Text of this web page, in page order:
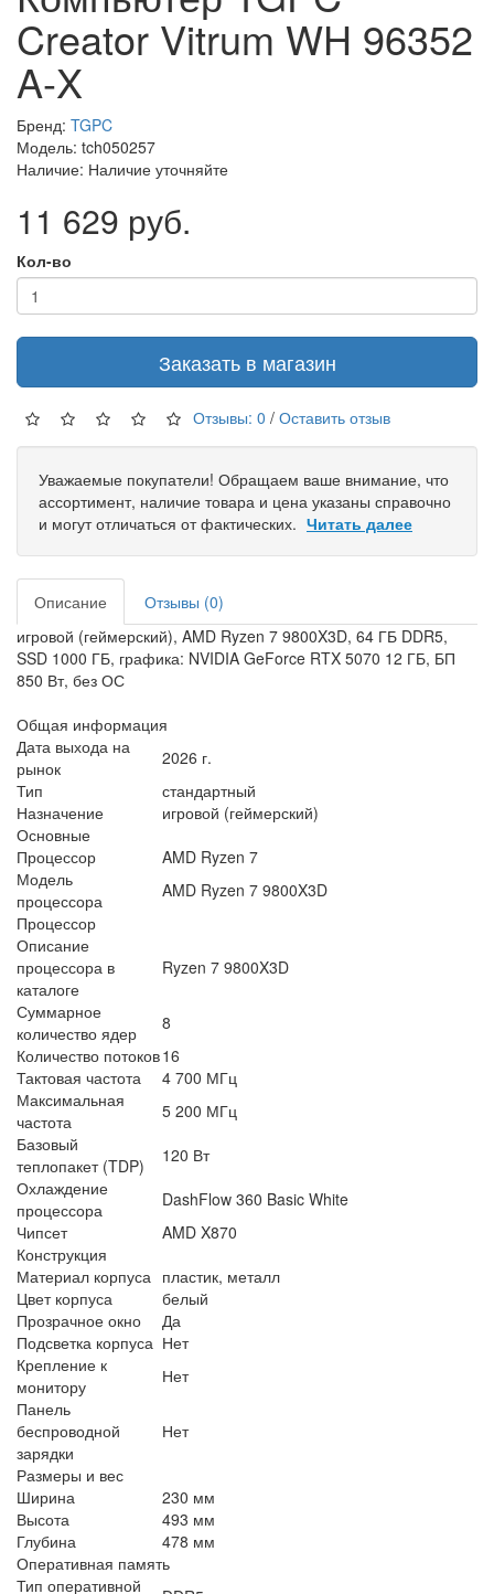
Creator Vitrum WH 96352
A-X
Бренд: TGPC
Модель: tch050257
Наличие: Наличие уточняйте
11 629 руб.
Кол-во
Заказать в магазин
Отзывы: 0 / Оставить отзыв
Уважаемые покупатели! Обращаем ваше внимание, что
ассортимент, наличие товара и цена указаны справочно
и могут отличаться от фактических. Читать далее
Описание
Отзывы (0)
игровой (геймерский), AMD Ryzen 7 9800X3D, 64 ГБ DDR5,
SSD 1000 ГБ, графика: NVIDIA GeForce RTX 5070 12 ГБ, БП
850 Вт, без ОС
Общая информация
Дата выхода на
рынок
2026 г.
Тип
стандартный
Назначение
игровой (геймерский)
Основные
Процессор
AMD Ryzen 7
Модель
процессора
AMD Ryzen 7 9800X3D
Процессор
Описание
процессора в
каталоге
Ryzen 7 9800X3D
Суммарное
количество ядер
8
Количество потоков16
Тактовая частота
4 700 МГц
Максимальная
частота
5 200 МГц
Базовый
теплопакет (TDP)
120 Вт
Охлаждение
процессора
DashFlow 360 Basic White
Чипсет
AMD X870
Конструкция
Материал корпуса пластик, металл
Цвет корпуса
белый
Прозрачное окно
Да
Подсветка корпуса Нет
Крепление к
монитору
Нет
Панель
беспроводной
зарядки
Нет
Размеры и вес
Ширина
230 мм
Высота
493 мм
Глубина
478 мм
Оперативная память
Тип оперативной